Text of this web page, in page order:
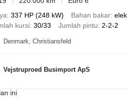
337 HP (248 kW) Bahan bakar
kursi 30/33 Jumlah pintu 2-2-2
Denmark, Christiansfeld
Vejstruproed Busimport ApS
ini